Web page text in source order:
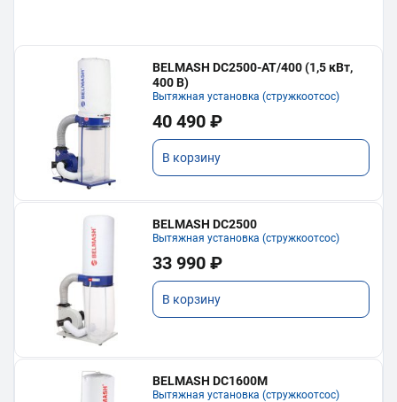
BELMASH DC2500-AT/400 (1,5 кВт,
400 В)
Вытяжная установка (стружкоотсос)
40 490 ₽
В корзину
BELMASH DC2500
Вытяжная установка (стружкоотсос)
33 990 ₽
В корзину
BELMASH DC1600M
Вытяжная установка (стружкоотсос)